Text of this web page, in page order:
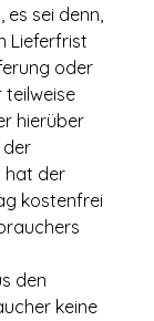
es sei denn,
Lieferfrist
oder
teilweise
hierüber
der
hat der
kostenfrei
den
keine